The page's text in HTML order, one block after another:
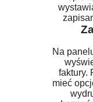
Na
faktury.
mieć